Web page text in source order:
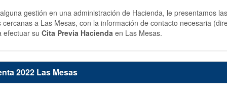
gestión en una administración de Hacienda, le presentamos
a Las Mesas, con la información de contacto necesaria
efectuar su Cita Previa Hacienda en Las Mesas.
2022 Las Mesas